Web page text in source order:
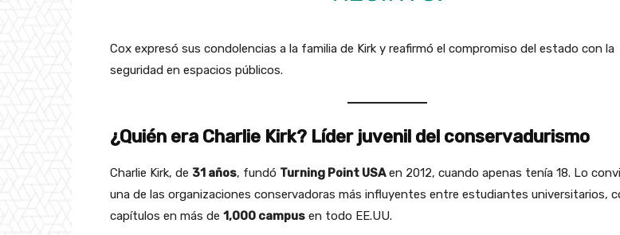
Cox expresó sus condolencias a la familia de Kirk y reafirmó el compromiso del estado con la
seguridad en espacios públicos.
¿Quién era Charlie Kirk? Líder juvenil del conservadurismo
Charlie Kirk, de 31 años, fundó Turning Point USAen 2012, cuando apenas tenía 18. Lo
una de las organizaciones conservadoras más influyentes entre estudiantes universitarios,
capítulos en más de 1,000 campus en todo EE.UU.